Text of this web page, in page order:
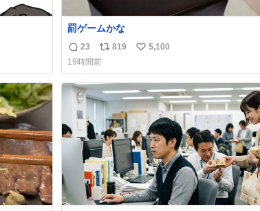
罰ゲームかな
返
信
数
23
リ
ポ
ス
ト
数
819
い
ね
数
5,100
19時間前